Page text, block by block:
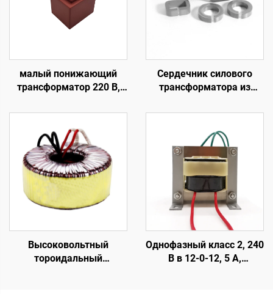
малый понижающий
трансформатор 220 В,
9 В, 12 В, 24 В,
герметичный EI-
трансформатор на
печатной плате,
трансформатор тока для
печатной платы
Сердечник силового
трансформатора из
материала с высокой
тороидальный,
ферритовый с зазором в
магнитопроводе, с
низкими потерями, вход
110 В, выход 380 В
Высоковольтный
тороидальный
Однофазный класс 2, 240
В в 12-0-12, 5 А,